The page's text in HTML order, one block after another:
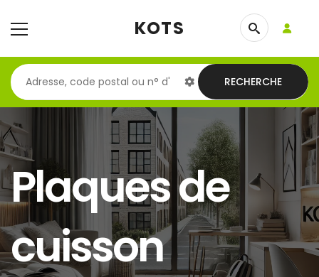
KOTS
RECHERCHE
Plaques de
cuisson